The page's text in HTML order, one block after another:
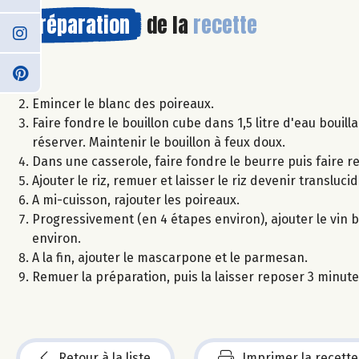
Préparation de la recette
Emincer le blanc des poireaux.
Faire fondre le bouillon cube dans 1,5 litre d'eau
réserver. Maintenir le bouillon à feux doux.
Dans une casserole, faire fondre le beurre puis faire
Ajouter le riz, remuer et laisser le riz devenir
A mi-cuisson, rajouter les poireaux.
Progressivement (en 4 étapes environ), ajouter le vin
environ.
A la fin, ajouter le mascarpone et le parmesan.
Remuer la préparation, puis la laisser reposer 3